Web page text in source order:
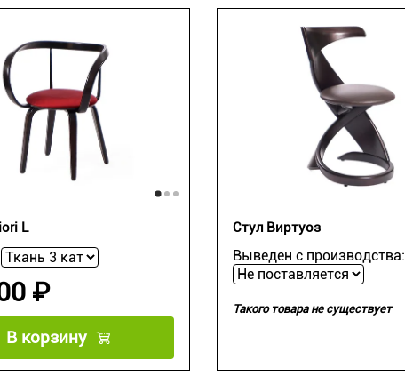
L
₽
В корзину
Стул Виртуоз
Выведен с производства:
Такого товара не существует